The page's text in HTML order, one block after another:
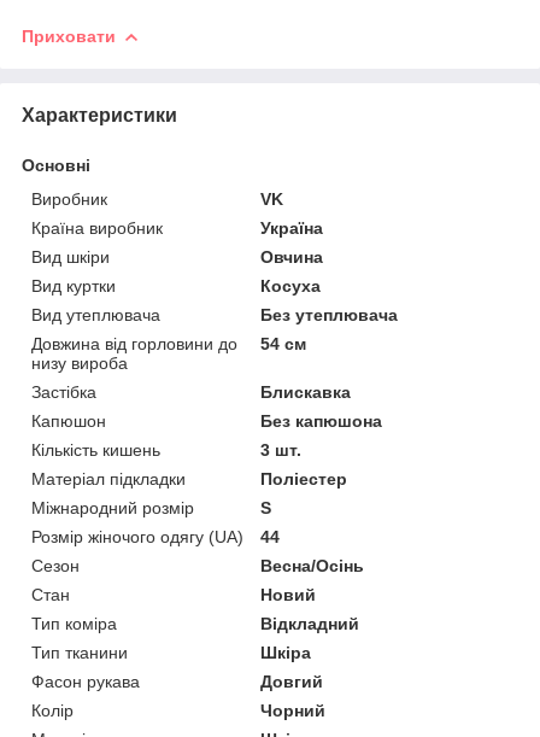
Приховати
Характеристики
Основні
Виробник
VK
Країна виробник
Україна
Вид шкіри
Овчина
Вид куртки
Косуха
Вид утеплювача
Без утеплювача
Довжина від горловини до
низу вироба
54 см
Застібка
Блискавка
Капюшон
Без капюшона
Кількість кишень
3 шт.
Матеріал підкладки
Поліестер
Міжнародний розмір
S
Розмір жіночого одягу (UA)
44
Сезон
Весна/Осінь
Стан
Новий
Тип коміра
Відкладний
Тип тканини
Шкіра
Фасон рукава
Довгий
Колір
Чорний